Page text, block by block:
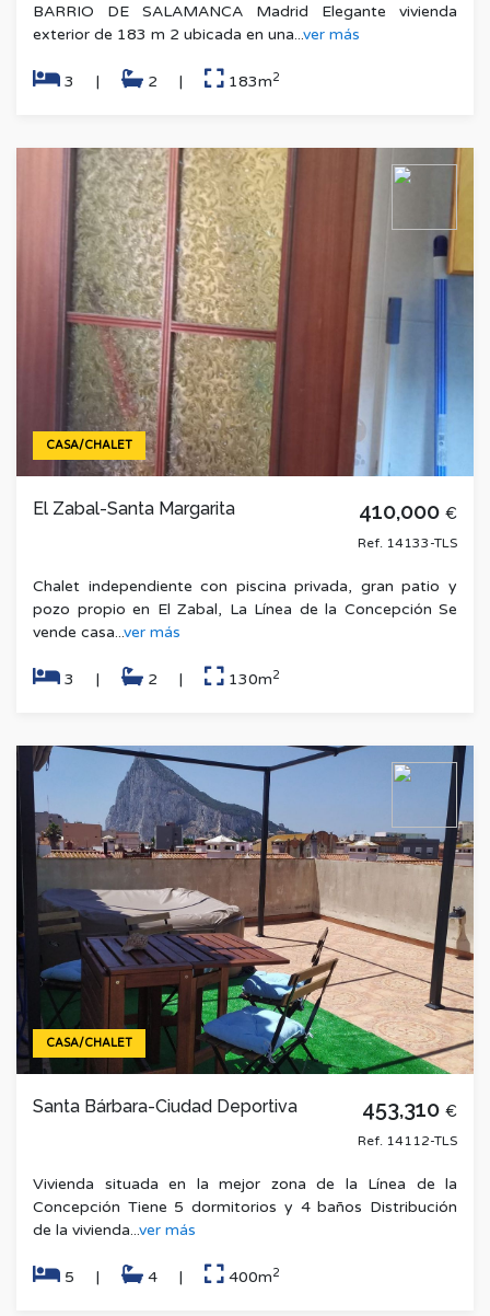
BARRIO DE SALAMANCA Madrid Elegante vivienda
exterior de 183 m 2 ubicada en una...ver más
3 | 2 | 183m2
CASA/CHALET
El Zabal-Santa Margarita 410,000 €
Ref. 14133-TLS
Chalet independiente con piscina privada, gran patio y
pozo propio en El Zabal, La Línea de la Concepción Se
vende casa...ver más
3 | 2 | 130m2
CASA/CHALET
Santa Bárbara-Ciudad Deportiva 453,310 €
Ref. 14112-TLS
Vivienda situada en la mejor zona de la Línea de la
Concepción Tiene 5 dormitorios y 4 baños Distribución
de la vivienda...ver más
5 | 4 | 400m2